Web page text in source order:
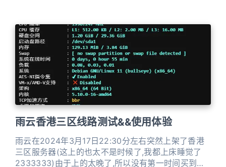
的
雨云香港三区线路测试&&使用体验
雨云在2024年3月17日22:30分左右突然上架了香港
三区服务器(这上的也太不是时候了,我都上床睡觉了
2333333)由于上的太晚了,所以没有第一时间买到机